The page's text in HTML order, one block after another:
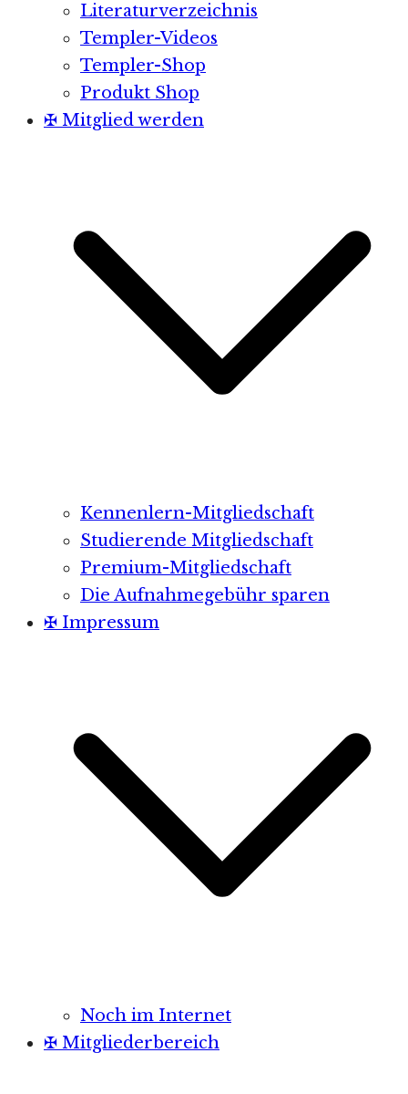
Literaturverzeichnis
Templer-Videos
Templer-Shop
Produkt Shop
✠ Mitglied werden
Kennenlern-Mitgliedschaft
Studierende Mitgliedschaft
Premium-Mitgliedschaft
Die Aufnahmegebühr sparen
✠ Impressum
Noch im Internet
✠ Mitgliederbereich